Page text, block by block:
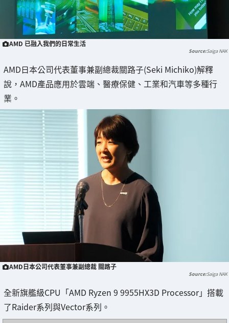
AMD 已融入我們的日常生活
Saiga NAK
AMD日本公司代表董事兼副總裁關路子(Seki Michiko)解釋
說，AMD產品應用於雲端、醫療保健、工業和汽車等多種行
業。
AMD日本公司代表董事兼副總裁 關路子
Saiga NAK
全新旗艦級CPU「AMD Ryzen 9 9955HX3D Processor」搭載
了Raider系列與Vector系列。